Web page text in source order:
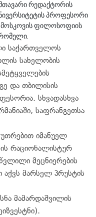
რედაქტორის
პროფესორი
მოსკოვის ფილოსოფიის
საქართველოს
სახელობის
და თბილისის
სხვადასხვა
საფრანგეთსა
იმანუელ
რაციონალისტურ
მეცნიერების
მარსელ პრუსტის
მამარდაშვილის